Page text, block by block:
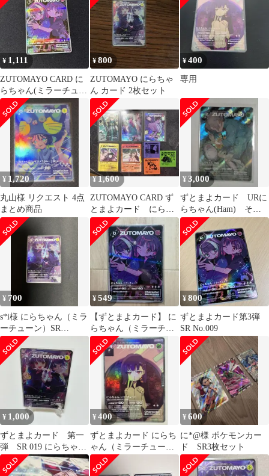
¥ 1,111
ZUTOMAYO CARD に
らちゃん(ミラーチュー
ン)
¥800
ZUTOMAYO にらちゃ
ん カード 2枚セット
¥400
専用
¥ 1,720
丸山様 リクエスト 4点
まとめ商品
¥1,600
ZUTOMAYO CARD ず
とまよカード にらち
ゃん ５枚 セット
¥3,000
ずとまよカード URに
らちゃん(Ham) その
他SR3枚
¥ 700
s*i様 にらちゃん（ミラ
ーチューン）SR
ZUTOMAYO CARD
¥549
【ずとまよカード】 に
らちゃん（ミラーチュ
ーン） SR
¥800
ずとまよカード第3弾
SR No.009
¥ 1,000
ずとまよカード 第一
弾 SR 019 にらちゃん
(ミラーチューン)
¥400
ずとまよカード にらち
ゃん（ミラーチュー
ン）SR
¥600
に*@様 ポケモンカー
ド SR3枚セット